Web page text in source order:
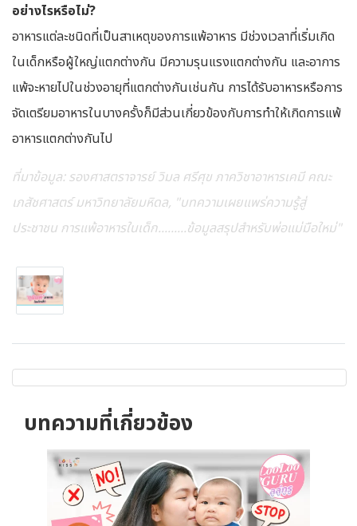
อย่างไรหรือไม่?
อาหารแต่ละชนิดที่เป็นสาเหตุของการแพ้อาหาร มีช่วงเวลาที่เริ่มเกิด
ในเด็กหรือผู้ใหญ่แตกต่างกัน มีความรุนแรงแตกต่างกัน และอาการ
แพ้จะหายไปในช่วงอายุที่แตกต่างกันเช่นกัน การได้รับอาหารหรือการ
จัดเตรียมอาหารในบางครั้งก็มีส่วนเกี่ยวข้องกับการทำให้เกิดการแพ้
อาหารแตกต่างกันไป
ที่มาข้อมูล: รองศาสตราจารย์ วิมล ศรีศุข ภาควิชาอาหารเคมี คณะ
เภสัชศาสตร์ มหาวิทยาลัยมหิดล, "บทความเผยแพร่ความรู้สู่
ประชาชน การแพ้อาหารในเด็ก.........ข้อมูลสรุปสำหรับพ่อแม่มือใหม่"
บทความที่เกี่ยวข้อง